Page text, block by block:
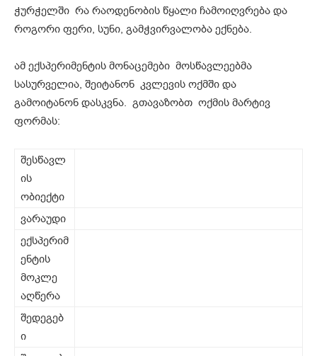
ჭურჭელში რა რაოდენობის წყალი ჩამოიღვრება და
როგორი ფერი, სუნი, გამჭვირვალობა ექნება.
ამ ექსპერიმენტის მონაცემები მოსწავლეებმა
სასურველია, შეიტანონ კვლევის ოქმში და
გამოიტანონ დასკვნა. გთავაზობთ ოქმის მარტივ
ფორმას:
შესწავლ
ის
ობიექტი
ვარაუდი
ექსპერიმ
ენტის
მოკლე
აღწერა
შედეგებ
ი